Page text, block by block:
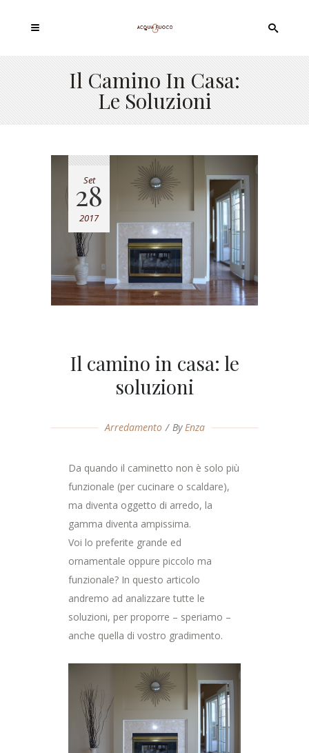
Il Camino In Casa:
Le Soluzioni
Set
28
2017
Il camino in casa: le
soluzioni
Arredamento ByEnza
Da quando il caminetto non è solo più
funzionale (per cucinare o scaldare),
ma diventa oggetto di arredo, la
gamma diventa ampissima.
Voi lo preferite grande ed
ornamentale oppure piccolo ma
funzionale? In questo articolo
andremo ad analizzare tutte le
soluzioni, per proporre – speriamo –
anche quella di vostro gradimento.